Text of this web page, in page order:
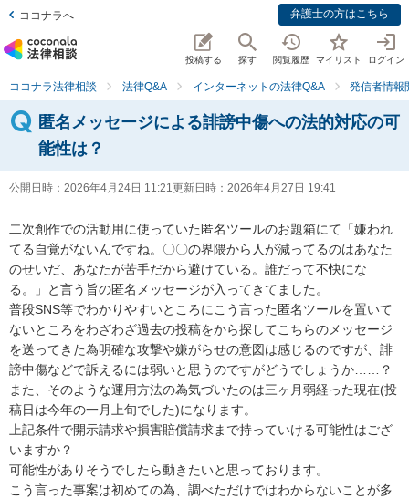
ココナラへ 弁護士の方はこちら
投稿する 探す 閲覧履歴 マイリスト ログイン
ココナラ法律相談 法律Q&A インターネットの法律Q&A 発信者情報
匿名メッセージによる誹謗中傷への法的対応の可
能性は？
公開日時： 2026年4月24日 11:21更新日時： 2026年4月27日 19:41
二次創作での活動用に使っていた匿名ツールのお題箱にて「嫌われ
てる自覚がないんですね。〇〇の界隈から人が減ってるのはあなた
のせいだ、あなたが苦手だから避けている。誰だって不快にな
る。」と言う旨の匿名メッセージが入ってきてました。
普段SNS等でわかりやすいところにこう言った匿名ツールを置いて
ないところをわざわざ過去の投稿をから探してこちらのメッセージ
を送ってきた為明確な攻撃や嫌がらせの意図は感じるのですが、誹
謗中傷などで訴えるには弱いと思うのですがどうでしょうか……？
また、そのような運用方法の為気づいたのは三ヶ月弱経った現在(投
稿日は今年の一月上旬でした)になります。
上記条件で開示請求や損害賠償請求まで持っていける可能性はござ
いますか？
可能性がありそうでしたら動きたいと思っております。
こう言った事案は初めての為、調べただけではわからないことが多